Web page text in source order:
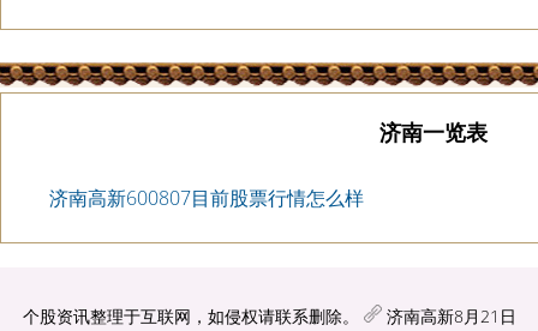
济南一览表
济南高新600807目前股票行情怎么样
个股资讯整理于互联网，如侵权请联系删除。 济南高新8月21日